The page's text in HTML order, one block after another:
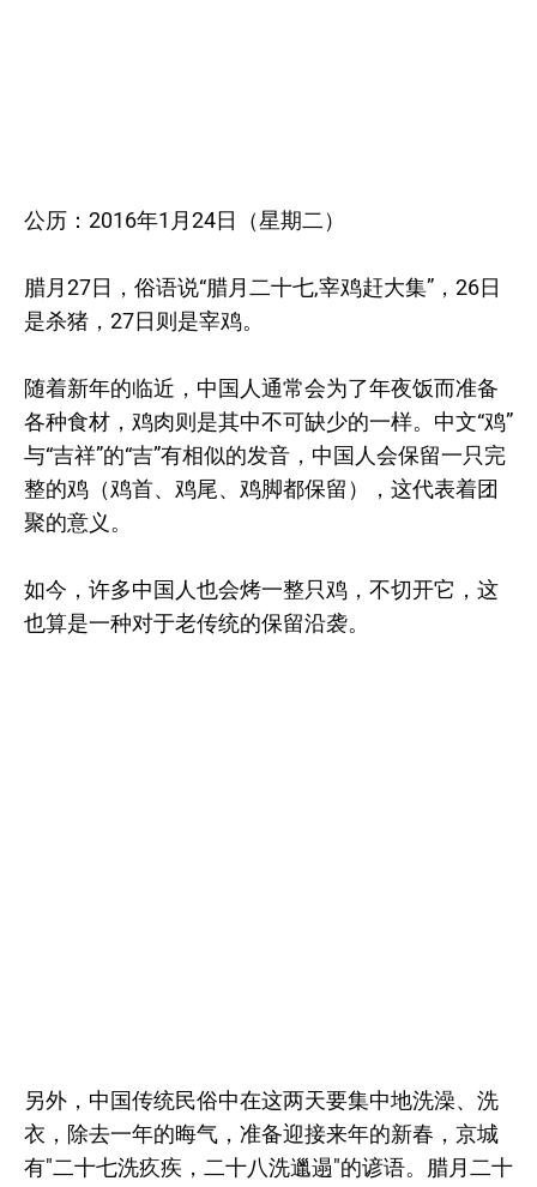
公历：2016年1月24日（星期二）
腊月27日，俗语说“腊月二十七,宰鸡赶大集”，26日
是杀猪，27日则是宰鸡。
随着新年的临近，中国人通常会为了年夜饭而准备
各种食材，鸡肉则是其中不可缺少的一样。中文“鸡”
与“吉祥”的“吉”有相似的发音，中国人会保留一只完
整的鸡（鸡首、鸡尾、鸡脚都保留），这代表着团
聚的意义。
如今，许多中国人也会烤一整只鸡，不切开它，这
也算是一种对于老传统的保留沿袭。
另外，中国传统民俗中在这两天要集中地洗澡、洗
衣，除去一年的晦气，准备迎接来年的新春，京城
有"二十七洗疚疾，二十八洗邋遢"的谚语。腊月二十